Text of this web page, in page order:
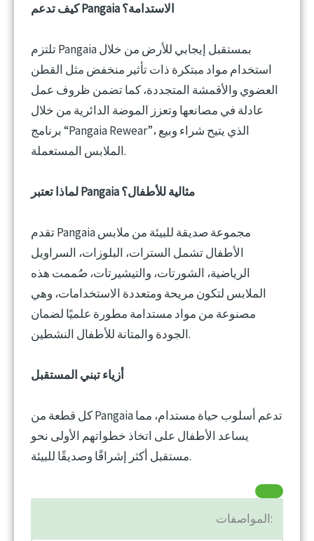
كيف تدعم Pangaia الاستدامة؟
تلتزم Pangaia بمستقبل إيجابي للأرض من خلال
استخدام مواد مبتكرة ذات تأثير منخفض مثل القطن
العضوي والأقمشة المتجددة، كما تضمن ظروف عمل
عادلة في مصانعها وتعزز الموضة الدائرية من خلال
برنامج “Pangaia Rewear”، الذي يتيح شراء وبيع
الملابس المستعملة.
لماذا تعتبر Pangaia مثالية للأطفال؟
تقدم Pangaia مجموعة صديقة للبيئة من ملابس
الأطفال تشمل السترات، البلوزات، السراويل
الرياضية، الشورتات، والتيشيرتات، صُممت هذه
الملابس لتكون مريحة ومتعددة الاستخدامات، وهي
مصنوعة من مواد مستدامة مطورة علميًا لضمان
الجودة والمتانة للأطفال النشطين.
أزياء تبني المستقبل
كل قطعة من Pangaia تدعم أسلوب حياة مستدام، مما
يساعد الأطفال على اتخاذ خطواتهم الأولى نحو
مستقبل أكثر إشراقًا وصديقًا للبيئة.
المواصفات: